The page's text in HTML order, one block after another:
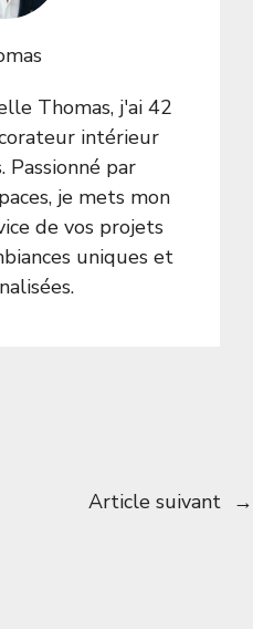
Thomas, j'ai 42
intérieur
Passionné par
je mets mon
de vos projets
uniques et
Article suivant →